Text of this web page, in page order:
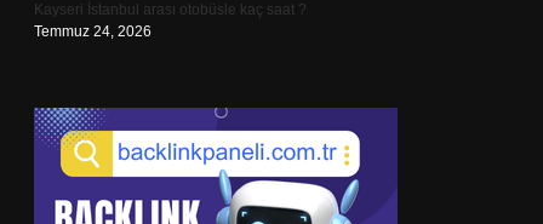
Kayseri İstanbul arası otobüsle kaç saat ?
Temmuz 24, 2026